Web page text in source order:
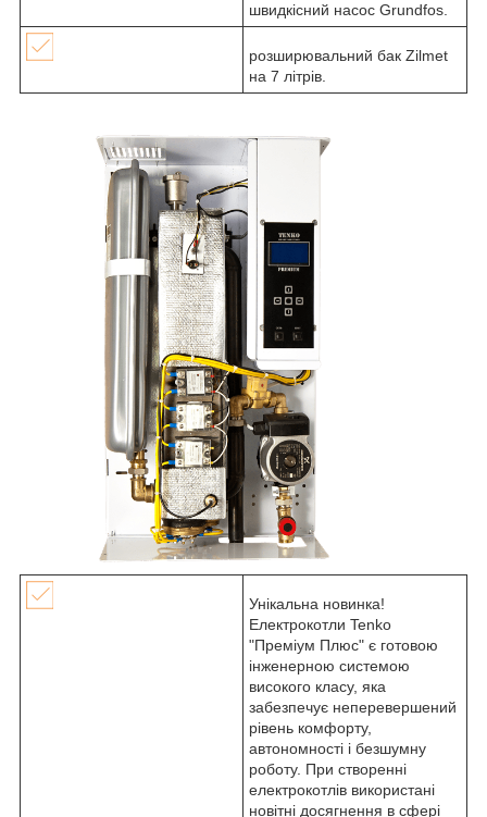
швидкісний насос Grundfos.
розширювальний бак Zilmet
на 7 літрів.
Унікальна новинка!
Електрокотли Tenko
"Преміум Плюс" є готовою
інженерною системою
високого класу, яка
забезпечує неперевершений
рівень комфорту,
автономності і безшумну
роботу. При створенні
електрокотлів використані
новітні досягнення в сфері